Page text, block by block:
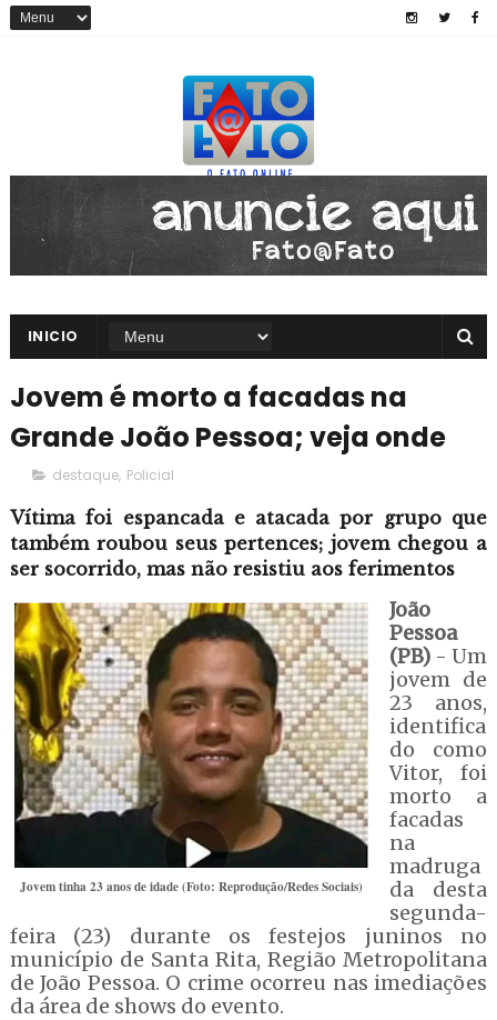
INICIO
Jovem é morto a facadas na
Grande João Pessoa; veja onde
destaque, Policial
Vítima foi espancada e atacada por grupo que
também roubou seus pertences; jovem chegou a
ser socorrido, mas não resistiu aos ferimentos
Jovem tinha 23 anos de idade (Foto: Reprodução/Redes Sociais)
João
Pessoa
(PB)- Um
jovem de
23 anos,
identifica
do como
Vitor, foi
morto a
facadas
na
madruga
da desta
segunda-
feira (23) durante os festejos juninos no
município de Santa Rita, Região Metropolitana
de João Pessoa. O crime ocorreu nas imediações
da área de shows do evento.